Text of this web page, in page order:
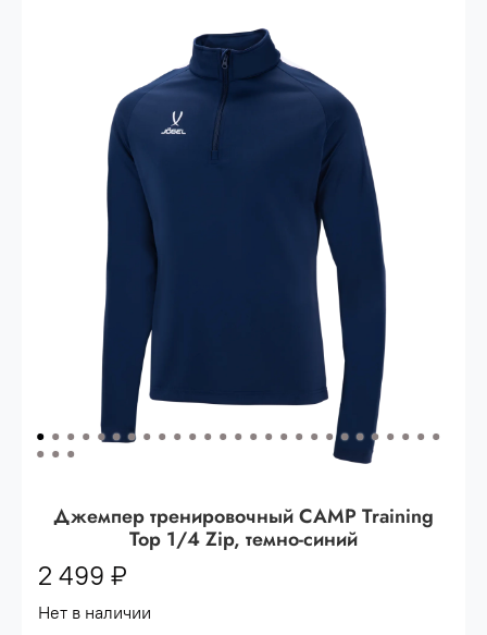
сумма всех заказов за 6 месяцев -
30.000 рублей.
(33%)
- сумма всех заказов за 6 месяцев
(36%)
- сумма всех заказов за 6 месяцев
сумма всех заказов за 6 месяцев -
Джемпер тренировочный CAMP Training
Top 1/4 Zip, темно-синий
2 499 ₽
Нет в наличии